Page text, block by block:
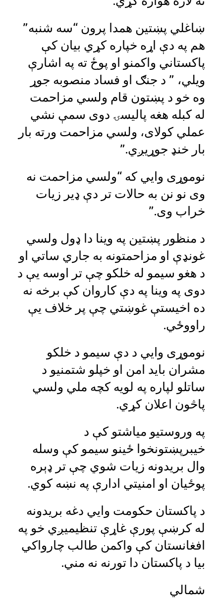
ښاغلي پښتین همدا پرون “سه شنبه”
هم په دې اړه خپاره کړي بیان کې
پاکستاني واکمنو او پوځ ته په اشارې
ویلي، ” د جنګ او فساد منصوبه جوړ
وه خو د پښتون قام ولسي مزاحمت
له کبله هغه پالیسۍ دوی سمې نشي
عملي کولای، ولسي مزاحمت ورته بار
بار خنډ جوړیږي.”
نوموړی وایي که “ولسي مزاحمت نه
وی نو نن به حالات تر دې ډیر زیات
خراب وی.”
د منظور پښتین په وینا دا ډول ولسي
غونډې او مزاحمتونه به جاري ساتي او
د هغو سیمو له خلکو چې تر اوسه یې د
دوی په وینا په دې کاروان کې برخه نه
ده اخیستې غوښتي چې پر خلاف یې
راووځي.
نوموړی وایي د دې سیمو د خلکو
مشران باید امن او خپلو شتمنیو د
ساتلو لپاره په لویه کچه ملي ولسي
پاڅون اعلان کړي.
په وروستیو میاشتو کې د
خیبرپښتونخوا ځینو سیمو کې وسله
وال بریدونه زیات شوي چې تر ډېره
پوځیان او امنیتي ادارې په نښه کوي.
د پاکستان حکومت وایي دغه بریدونه
له کرښې پورې غاړې تنظیمیږي خو په
افغانستان کې واکمن طالب چارواکي
بیا د پاکستان دا تورنه نه مني.
شمالي